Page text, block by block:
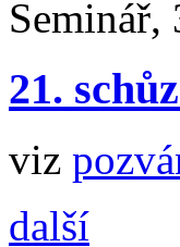
21.
viz
další